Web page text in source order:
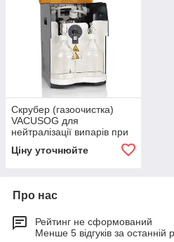
Скрубер (газоочистка)
VACUSOG для
нейтралізації випарів при
мінералізації, C. Gerhardt
Ціну уточнюйте
Про нас
Рейтинг не сформований
Менше 5 відгуків за останній